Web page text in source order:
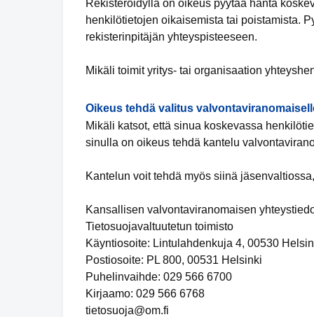
Rekisteröidyllä on oikeus pyytää häntä
henkilötietojen oikaisemista tai poistamista.
rekisterinpitäjän yhteyspisteeseen.
Mikäli toimit yritys- tai organisaation
Oikeus tehdä valitus
Mikäli katsot, että sinua koskevassa
sinulla on oikeus tehdä kantelu
Kantelun voit tehdä myös siinä
Kansallisen valvontaviranomaisen
Tietosuojavaltuutetun toimisto
Käyntiosoite: Lintulahdenkuja 4, 00530
Postiosoite: PL 800, 00531 Helsinki
Puhelinvaihde: 029 566 6700
Kirjaamo: 029 566 6768
tietosuoja@om.fi